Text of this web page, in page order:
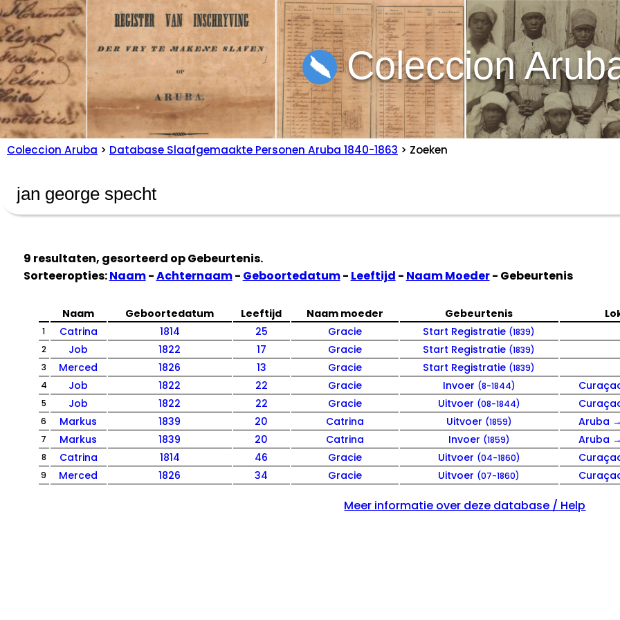
Coleccion
Coleccion Aruba > Database Slaafgemaakte Personen Aruba 1840-1863 > Zoeken
9 resultaten, gesorteerd opGebeurtenis.
Sorteeropties:Naam-Achternaam- Geboortedatum- Leeftijd - Naam Moeder- Gebeurtenis
Naam Geboortedatum Leeftijd Naam moeder Gebeurtenis
1 Catrina 1814 25 Gracie Start Registratie (1839)
2 Job 1822 17 Gracie Start Registratie (1839)
3 Merced 1826 13 Gracie Start Registratie (1839)
4 Job 1822 22 Gracie Invoer (8-1844)
5 Job 1822 22 Gracie Uitvoer (08-1844)
6 Markus 1839 20 Catrina Uitvoer (1859) Aruba
7 Markus 1839 20 Catrina Invoer (1859) Aruba
8 Catrina 1814 46 Gracie Uitvoer (04-1860)
9 Merced 1826 34 Gracie Uitvoer (07-1860)
Meer informatie over deze database / Help